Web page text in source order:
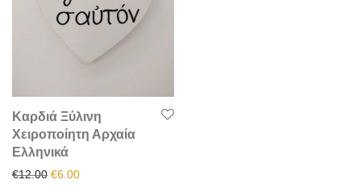
Καρδιά Ξύλινη
Χειροποίητη Αρχαία
Ελληνικά
€12.00 Original price was: €12.00.
€6.00Η τρέχουσα τιμή είναι: €6.00.